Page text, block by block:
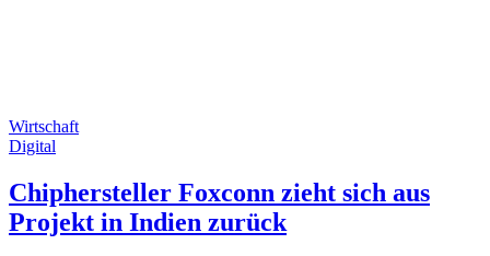
Wirtschaft
Digital
Chiphersteller Foxconn zieht sich aus
Projekt in Indien zurück